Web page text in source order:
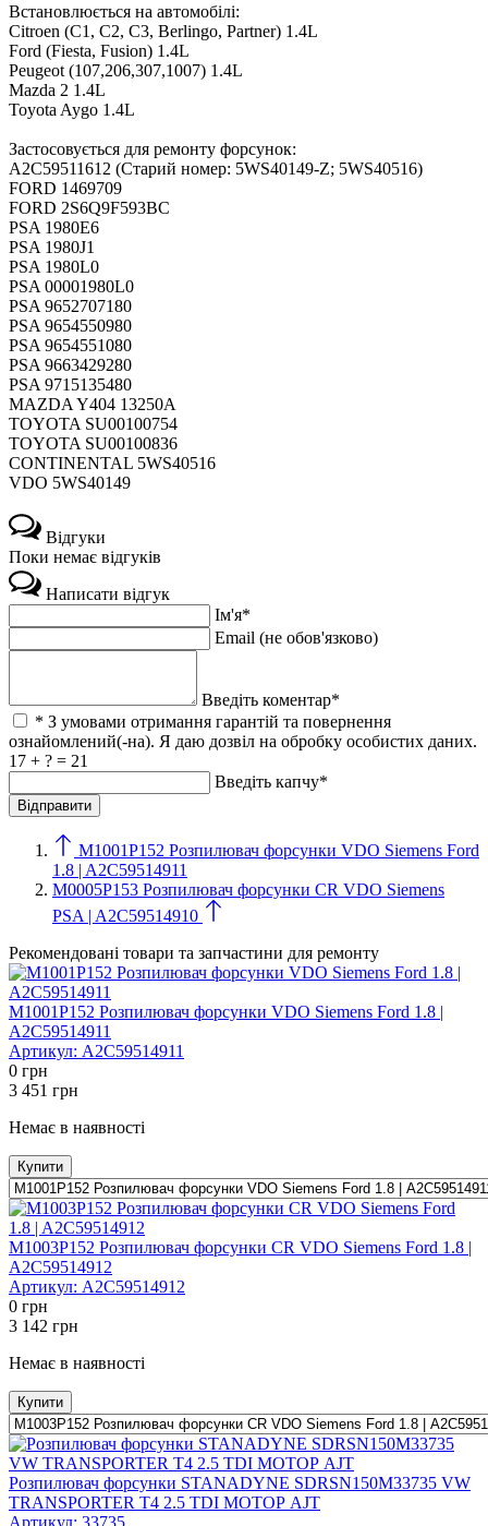
Встановлюється на автомобілі:
Citroen (C1, C2, C3, Berlingo, Partner) 1.4L
Ford (Fiesta, Fusion) 1.4L
Peugeot (107,206,307,1007) 1.4L
Mazda 2 1.4L
Toyota Aygo 1.4L
Застосовується для ремонту форсунок:
A2C59511612 (Старий номер: 5WS40149-Z; 5WS40516)
FORD 1469709
FORD 2S6Q9F593BC
PSA 1980E6
PSA 1980J1
PSA 1980L0
PSA 00001980L0
PSA 9652707180
PSA 9654550980
PSA 9654551080
PSA 9663429280
PSA 9715135480
MAZDA Y404 13250A
TOYOTA SU00100754
TOYOTA SU00100836
CONTINENTAL 5WS40516
VDO 5WS40149
Відгуки
Поки немає відгуків
Написати відгук
Ім'я*
Email (не обов'язково)
Введіть коментар*
* З умовами отримання гарантій та повернення
ознайомлений(-на). Я даю дозвіл на обробку особистих даних.
17 + ? = 21
Введіть капчу*
M1001P152 Розпилювач форсунки VDO Siemens Ford
1.8 | A2C59514911
M0005P153 Розпилювач форсунки CR VDO Siemens
PSA | A2C59514910
Рекомендовані товари та запчастини для ремонту
M1001P152 Розпилювач форсунки VDO Siemens Ford 1.8 |
A2C59514911
Артикул: A2C59514911
0 грн
3 451 грн
Немає в наявності
Купити
M1003P152 Розпилювач форсунки CR VDO Siemens Ford 1.8 |
A2C59514912
Артикул: A2C59514912
0 грн
3 142 грн
Немає в наявності
Купити
Розпилювач форсунки STANADYNE SDRSN150M33735 VW
TRANSPORTER T4 2.5 TDI МОТОР AJT
Артикул: 33735